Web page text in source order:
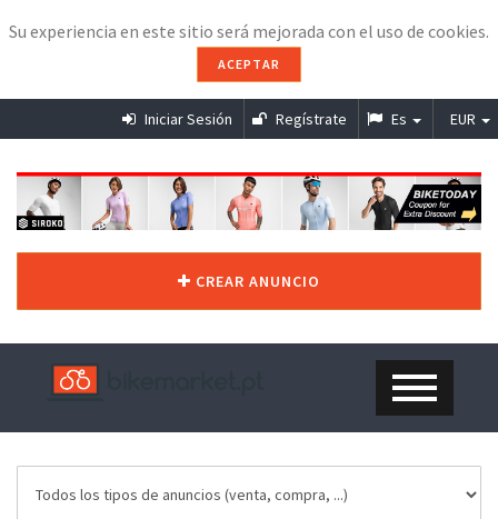
Su experiencia en este sitio será mejorada con el uso de cookies.
ACEPTAR
Iniciar Sesión Regístrate Es EUR
CREAR ANUNCIO